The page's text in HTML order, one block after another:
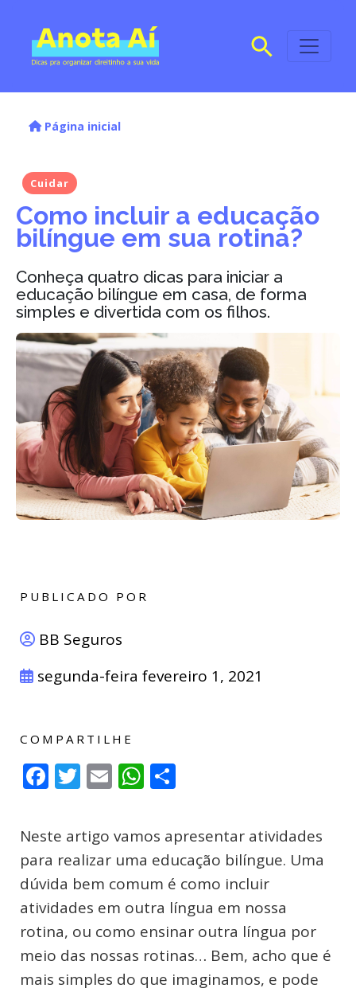
Página inicial
Cuidar
Como incluir a educação
bilíngue em sua rotina?
Conheça quatro dicas para iniciar a
educação bilíngue em casa, de forma
simples e divertida com os filhos.
PUBLICADO POR
BB Seguros
segunda-feira fevereiro 1, 2021
COMPARTILHE
Facebook
Twitter
EmailWhatsApp
Neste artigo vamos apresentar atividades
para realizar uma educação bilíngue. Uma
dúvida bem comum é como incluir
atividades em outra língua em nossa
rotina, ou como ensinar outra língua por
meio das nossas rotinas… Bem, acho que é
mais simples do que imaginamos, e pode